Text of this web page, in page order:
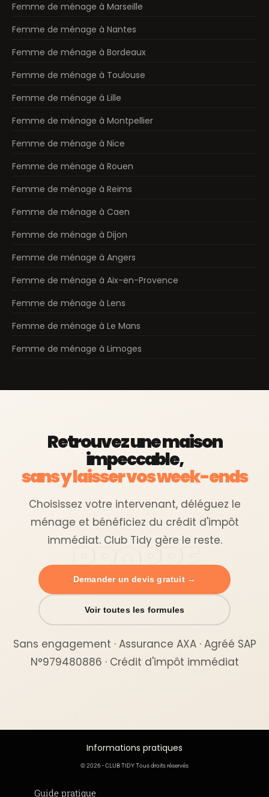
Femme de ménage à Marseille
Femme de ménage à Nantes
Femme de ménage à Bordeaux
Femme de ménage à Toulouse
Femme de ménage à Lille
Femme de ménage à Montpellier
Femme de ménage à Nice
Femme de ménage à Rouen
Femme de ménage à Reims
Femme de ménage à Caen
Femme de ménage à Dijon
Femme de ménage à Angers
Femme de ménage à Aix-en-Provence
Femme de ménage à Lens
Femme de ménage à Le Mans
Femme de ménage à Limoges
Retrouvez une maison
impeccable,
sans y laisser vos week-ends
Choisissez votre intervenant, déléguez le
ménage et bénéficiez du crédit d'impôt
immédiat. Club Tidy gère le reste.
Demander un devis gratuit →
Voir toutes les formules
Sans engagement · Assurance AXA · Agréé SAP
N°979480886 · Crédit d'impôt immédiat
Informations pratiques
Guide pratique
© 2026 - CLUB TIDY Tous droits réservés
Informations légales